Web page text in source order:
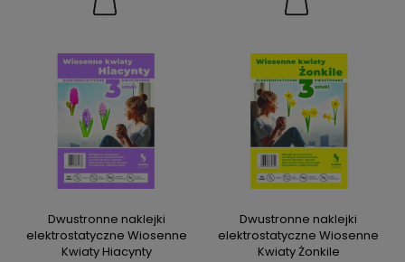
Dwustronne naklejki
elektrostatyczne Wiosenne
Kwiaty Hiacynty
Dwustronne naklejki
elektrostatyczne Wiosenne
Kwiaty Żonkile